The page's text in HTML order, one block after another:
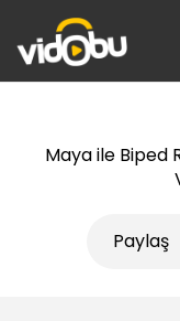
Maya ile Biped
Paylaş